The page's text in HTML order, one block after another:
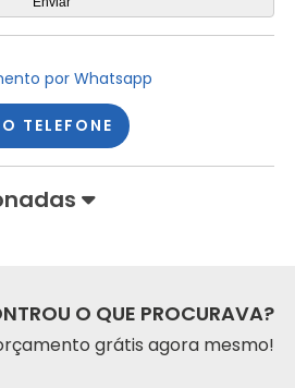
por Whatsapp
TELEFONE
O QUE PROCURAVA?
grátis agora mesmo!